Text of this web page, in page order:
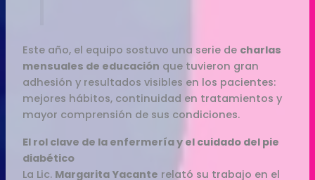
Este año, el equipo sostuvo una serie de charlas
mensuales de educación que tuvieron gran
adhesión y resultados visibles en los pacientes:
mejores hábitos, continuidad en tratamientos y
mayor comprensión de sus condiciones.
El rol clave de la enfermería y el cuidado del pie
diabético
La Lic. Margarita Yacante relató su trabajo en el